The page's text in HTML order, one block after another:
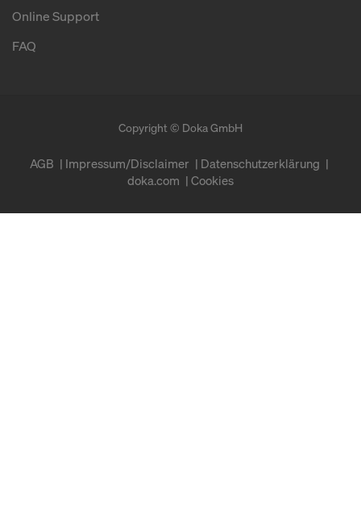
Online Support
FAQ
Copyright © Doka GmbH
AGB Impressum/Disclaimer
Datenschutzerklärung
doka.com
Cookies